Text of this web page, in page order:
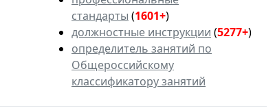
стандарты (1601+)
должностные инструкции (5277+)
определитель занятий по
Общероссийскому
классификатору занятий